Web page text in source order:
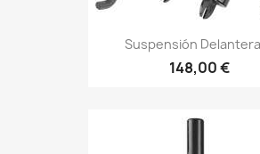
Suspensión
148,00 €